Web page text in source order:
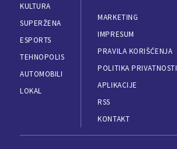
KULTURA
SUPERŽENA
ESPORTS
TEHNOPOLIS
AUTOMOBILI
LOKAL
MARKETING
IMPRESUM
PRAVILA KORIŠĆENJA
POLITIKA PRIVATNOSTI
APLIKACIJE
RSS
KONTAKT